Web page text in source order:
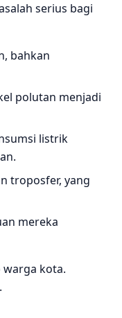
serius bagi
bahkan
polutan menjadi
listrik
troposfer, yang
mereka
kota.